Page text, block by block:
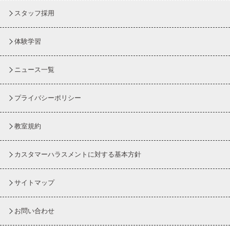
スタッフ採用
体験学習
ニュース一覧
プライバシーポリシー
教室規約
カスタマーハラスメントに対する基本方針
サイトマップ
お問い合わせ